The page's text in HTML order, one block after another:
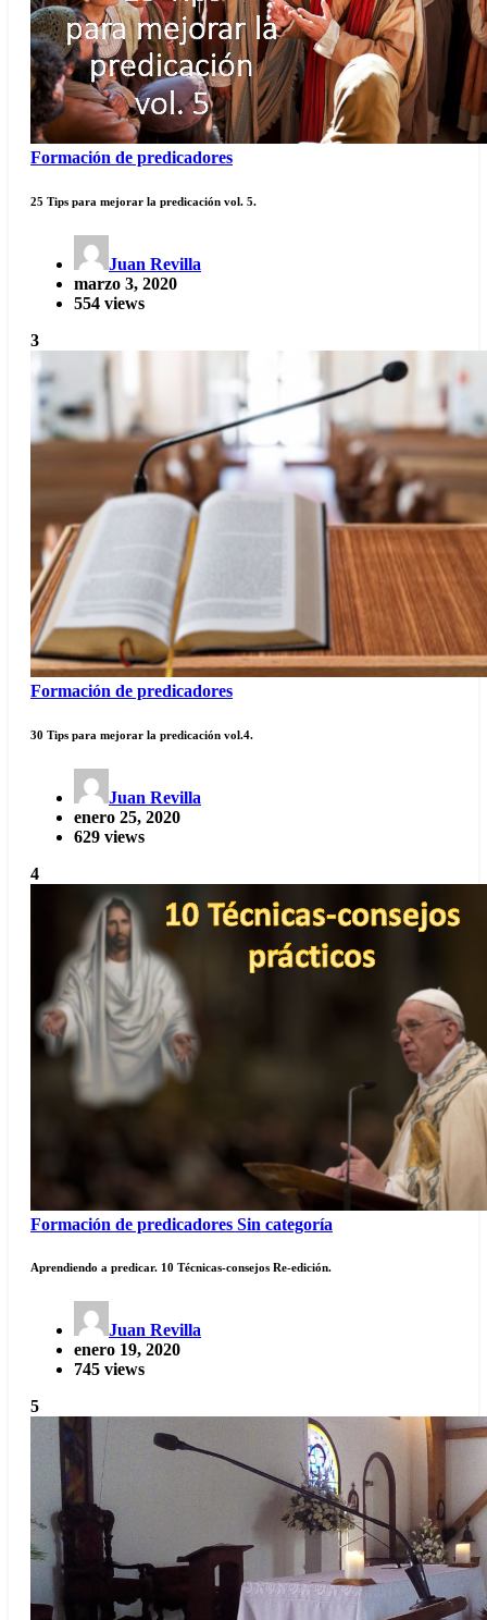
Formación de predicadores
25 Tips para mejorar la predicación vol. 5.
Juan Revilla
marzo 3, 2020
554 views
3
Formación de predicadores
30 Tips para mejorar la predicación vol.4.
Juan Revilla
enero 25, 2020
629 views
4
Formación de predicadores Sin categoría
Aprendiendo a predicar. 10 Técnicas-consejos Re-edición.
Juan Revilla
enero 19, 2020
745 views
5